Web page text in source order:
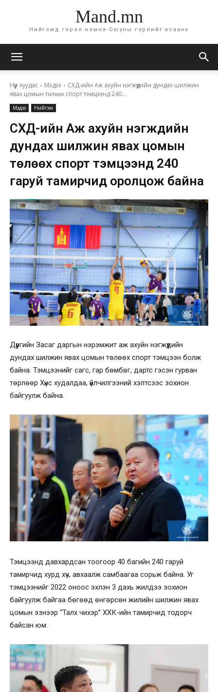
Mand.mn
Нийгэмд гэрэл нэмнэ-Оюуны гэрлийг асаана
Нүүр хуудас Мэдээ
СХД-ийн Аж ахуйн нэгжүүдийн дундах шилжин
явах цомын төлөөх спорт тэмцээнд 240...
Мэдээ Нийгэм
СХД-ийн Аж ахуйн нэгжүүдийн
дундах шилжин явах цомын
төлөөх спорт тэмцээнд 240
гаруй тамирчид оролцож байна
Дүүргийн Засаг даргын нэрэмжит аж ахуйн нэгжүүдийн
дундах шилжин явах цомын төлөөх спорт тэмцээн болж
байна. Тэмцээнийг сагс, гар бөмбөг, дартс гэсэн гурван
төрлөөр Хүнс худалдаа, үйлчилгээний хэлтсээс зохион
байгуулж байна.
Тэмцээнд давхардсан тоогоор 40 багийн 240 гаруй
тамирчид хурд хүч, авхаалж самбаагаа сорьж байна. Уг
тэмцээнийг 2022 оноос эхлэн 3 дахь жилдээ зохион
байгуулж байгаа бөгөөд өнгөрсөн жилийн шилжин явах
цомын эзнээр “Талх чихэр” ХХК-ийн тамирчид тодорч
байсан юм.